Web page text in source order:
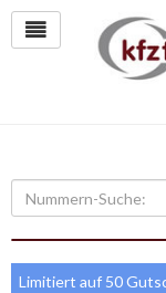
Limitiert auf 50